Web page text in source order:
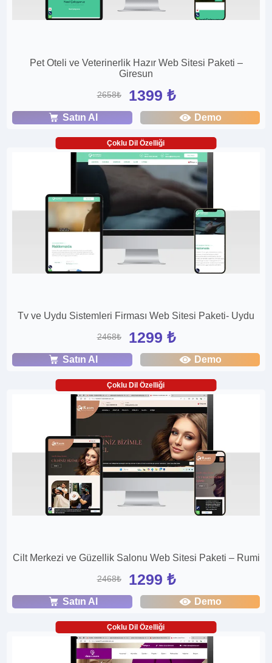
Pet Oteli ve Veterinerlik Hazır Web Sitesi Paketi –
Giresun
2658₺ 1399 ₺
Satın Al Demo
Çoklu Dil Özelliği
Tv ve Uydu Sistemleri Firması Web Sitesi Paketi- Uydu
2468₺ 1299 ₺
Satın Al Demo
Çoklu Dil Özelliği
Cilt Merkezi ve Güzellik Salonu Web Sitesi Paketi – Rumi
2468₺ 1299 ₺
Satın Al Demo
Çoklu Dil Özelliği